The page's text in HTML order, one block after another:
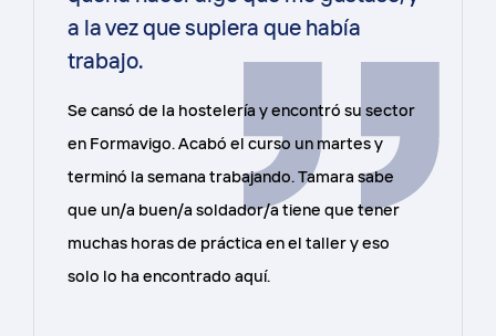
a la vez que supiera que había
trabajo.
Se cansó de la hostelería y encontró su sector
en Formavigo. Acabó el curso un martes y
terminó la semana trabajando. Tamara sabe
que un/a buen/a soldador/a tiene que tener
muchas horas de práctica en el taller y eso
solo lo ha encontrado aquí.